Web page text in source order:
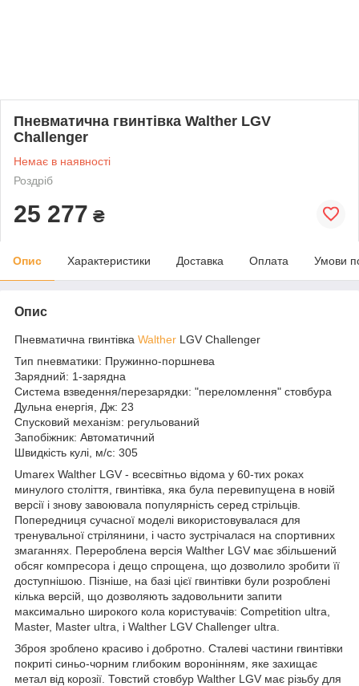
Пневматична гвинтівка Walther LGV
Challenger
Немає в наявності
Роздріб
25 277 ₴
Опис Характеристики Доставка Оплата Умови
Опис
Пневматична гвинтівка Walther LGV Challenger
Тип пневматики: Пружинно-поршнева
Зарядний: 1-зарядна
Система взведення/перезарядки: "переломлення" стовбура
Дульна енергія, Дж: 23
Спусковий механізм: регульований
Запобіжник: Автоматичний
Швидкість кулі, м/с: 305
Umarex Walther LGV - всесвітньо відома у 60-тих роках
минулого століття, гвинтівка, яка була перевипущена в новій
версії і знову завоювала популярність серед стрільців.
Попередниця сучасної моделі використовувалася для
тренувальної стрілянини, і часто зустрічалася на спортивних
змаганнях. Перероблена версія Walther LGV має збільшений
обсяг компресора і дещо спрощена, що дозволило зробити її
доступнішою. Пізніше, на базі цієї гвинтівки були розроблені
кілька версій, що дозволяють задовольнити запити
максимально широкого кола користувачів: Competition ultra,
Master, Master ultra, і Walther LGV Challenger ultra.
Зброя зроблено красиво і добротно. Сталеві частини гвинтівки
покриті синьо-чорним глибоким воронінням, яке захищає
метал від корозії. Товстий стовбур Walther LGV має різьбу для